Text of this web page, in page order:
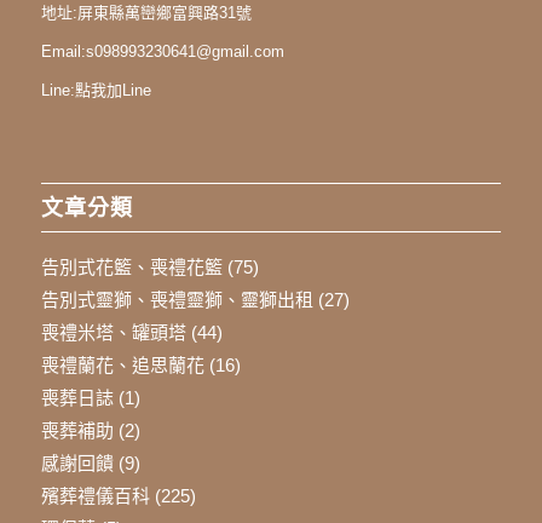
地址:屏東縣萬巒鄉富興路31號
Email:s098993230641@gmail.com
Line:點我加Line
文章分類
告別式花籃、喪禮花籃(75)
告別式靈獅、喪禮靈獅、靈獅出租 (27)
喪禮米塔、罐頭塔(44)
喪禮蘭花、追思蘭花(16)
喪葬日誌(1)
喪葬補助 (2)
感謝回饋(9)
殯葬禮儀百科(225)